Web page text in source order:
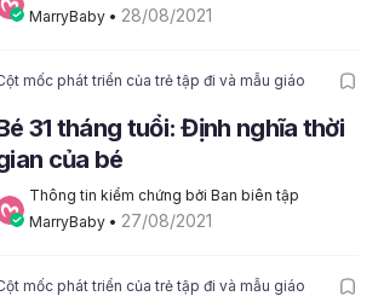
MarryBaby • 28/08/2021
mốc phát triển của trẻ tập đi và mẫu giáo
31 tháng tuổi: Định nghĩa thời
của bé
Thông tin kiểm chứng bởi Ban biên tập
MarryBaby • 27/08/2021
mốc phát triển của trẻ tập đi và mẫu giáo